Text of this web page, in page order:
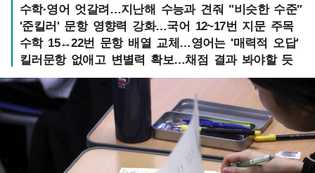
수학·영어 엇갈려…지난해 수능과 견줘 "비슷한 수준"
'준킬러' 문항 영향력 강화…국어 12~17번 지문 주목
수학 15↔22번 문항 배열 교체…영어는 '매력적 오답'
킬러문항 없애고 변별력 확보…채점 결과 봐야할 듯